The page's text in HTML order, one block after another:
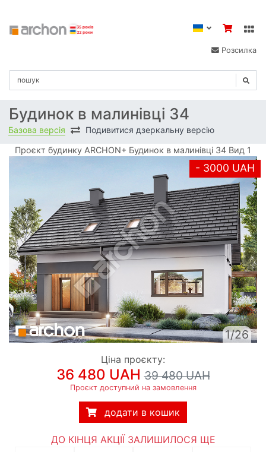
Розсилка
Будинок в малинівці 34
Базова версія Подивитися дзеркальну версію
Проєкт будинку ARCHON+ Будинок в малинівці 34 Вид 1
- 3000 UAH
1/26
Ціна проєкту:
36 480 UAH39 480 UAH
Проєкт доступний на замовлення
додати в кошик
ДО КІНЦЯ АКЦІЇ ЗАЛИШИЛОСЯ ЩЕ